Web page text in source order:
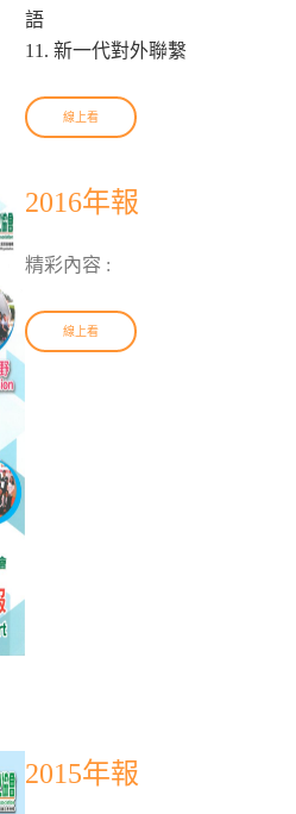
語
11. 新一代對外聯繫
線上看
2016年報
精彩內容 :
線上看
2015年報